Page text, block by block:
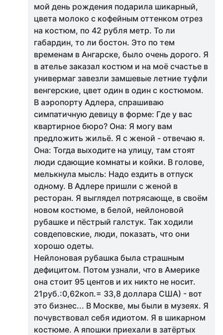
мой день рождения подарила шикарный,
цвета молоко с кофейным оттенком отрез
на костюм, по 42 рубля метр. То ли
габардин, то ли бостон. Это по тем
временам в Ангарске, было очень дорого. Я
в ателье заказал костюм и на моё счастье в
универмаг завезли замшевые летние туфли
венгерские, цвет один в один с костюмом.
В аэропорту Адлера, спрашиваю
симпатичную девицу в форме: Где у вас
квартирное бюро? Она: Я могу вам
предложить жильё. Я с женой - отвечаю я.
Она: Тогда выходите на улицу, там стоят
люди сдающие комнаты и койки. В голове,
мелькнула мысль: Надо ездить в отпуск
одному. В Адлере пришли с женой в
ресторан. Я выглядел потрясающе, в своём
новом костюме, в белой, нейлоновой
рубашке и пёстрый галстук. Так ходили
совдеповские, люди, показать, что они
хорошо одеты.
Нейлоновая рубашка была страшным
дефицитом. Потом узнали, что в Америке
она стоит 95 центов и их никто не носит.
21руб.:0,62коп.= 33,8 доллара США) - вот
это бизнес... В Москве, мы были в музеях. Я
почувствовал себя идиотом. Я в шикарном
костюме. А япошки приехали в затёртых